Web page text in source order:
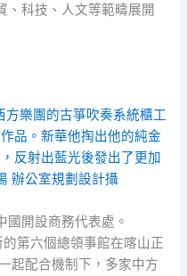
、科技、人文等範疇展開
方樂團的古箏吹奏系統櫃工
品。新華他掏出他的純金
反射出藍光後發出了更加
辦公室規劃設計攝
國開設商務代表處。
第六個總領事館在喀山正
起配合機制下，多家中方